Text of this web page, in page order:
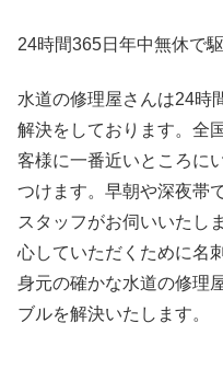
24時間365日 年中無休で
水道の修理屋さんは24時
解決をしております。全
客様に一番近いところに
つけます。早朝や深夜帯
スタッフがお伺いいたし
心していただくために名
身元の確かな水道の修理
ブルを解決いたします。